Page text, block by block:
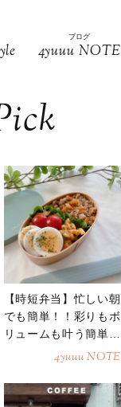
ブログ
4yuuu NOTE
【時短弁当】忙しい朝
でも簡単！！彩りもボ
リュームも叶う簡単そ
4yuuu NOTE